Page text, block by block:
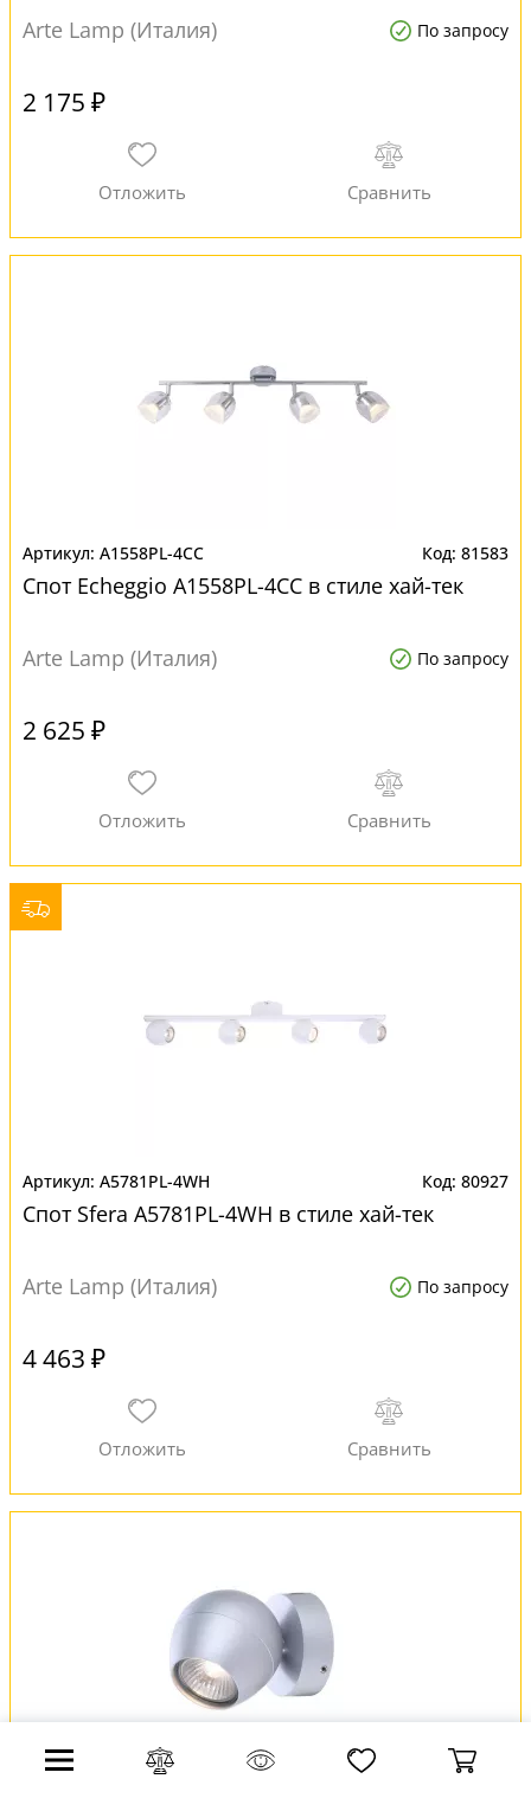
Arte Lamp (Италия) По запросу
2 175 ₽
A1558PL-4CC 81583
Спот Echeggio A1558PL-4CC в стиле хай-тек
Arte Lamp (Италия) По запросу
2 625 ₽
A5781PL-4WH 80927
Спот Sfera A5781PL-4WH в стиле хай-тек
Arte Lamp (Италия) По запросу
4 463 ₽